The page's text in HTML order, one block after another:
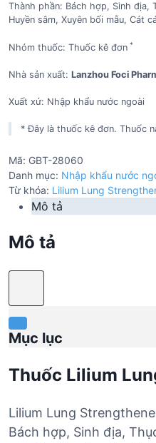
Thành phần: Bách hợp, Sinh địa,
Huyền sâm, Xuyên bối mẫu, Cát
Nhóm thuốc: Thuốc kê đơn *
Nhà sản xuất: Lanzhou Foci
Xuất xứ: Nhập khẩu nước ngoài
* Đây là thuốc kê đơn. Thuốc
Mã: GBT-28060
Danh mục: Nhập khẩu nước
Từ khóa: Lilium Lung
Mô tả
Mô tả
Mục lục
Thuốc Lilium
Lilium Lung
Bách hợp, Sinh địa,